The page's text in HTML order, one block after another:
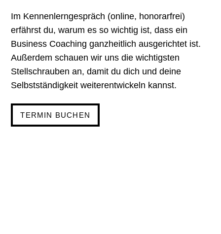
Im Kennenlerngespräch (online, honorarfrei)
erfährst du, warum es so wichtig ist, dass ein
Business Coaching ganzheitlich ausgerichtet ist.
Außerdem schauen wir uns die wichtigsten
Stellschrauben an, damit du dich und deine
Selbstständigkeit weiterentwickeln kannst.
TERMIN BUCHEN